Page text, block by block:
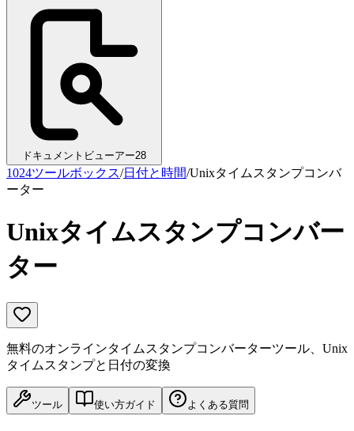
ドキュメントビューアー28
1024ツールボックス/日付と時間/Unixタイムスタンプコンバ
ーター
Unixタイムスタンプコンバー
ター
無料のオンラインタイムスタンプコンバーターツール、Unix
タイムスタンプと日付の変換
ツール 使い方ガイド よくある質問